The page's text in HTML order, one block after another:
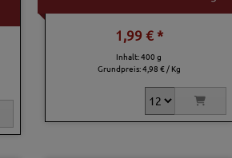
1,99 € *
Inhalt: 400 g
Grundpreis:4,98 € / Kg